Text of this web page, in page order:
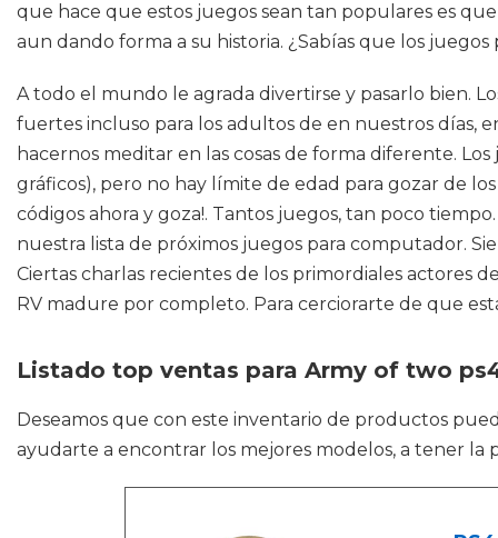
que hace que estos juegos sean tan populares es
aun dando forma a su historia. ¿Sabías que los
A todo el mundo le agrada divertirse y pasarlo bien.
fuertes incluso para los adultos de en nuestros días,
hacernos meditar en las cosas de forma diferente.
gráficos), pero no hay límite de edad para gozar de
códigos ahora y goza!. Tantos juegos, tan poco
nuestra lista de próximos juegos para computador.
Ciertas charlas recientes de los primordiales actores
RV madure por completo. Para cerciorarte de que
Listado top ventas para Army of two
Deseamos que con este inventario de productos
ayudarte a encontrar los mejores modelos, a tener la